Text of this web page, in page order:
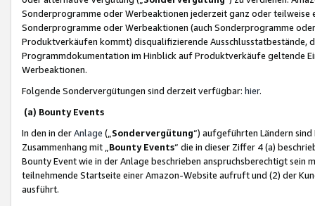
Sonderprogramme oder Werbeaktionen jederzeit ganz oder
Sonderprogramme oder Werbeaktionen (auch Sonderprogramme
Produktverkäufen kommt) disqualifizierende Ausschlusstatbestände,
Programmdokumentation im Hinblick auf Produktverkäufe geltende
Werbeaktionen.
Folgende Sondervergütungen sind derzeit verfügbar: hier.
(a) Bounty Events
In den in derAnlage („ Sondervergütung“) aufgeführten Ländern
Zusammenhang mit „ Bounty Events“ die in dieser Ziffer 4 (a)
Bounty Event wie in der Anlage beschrieben anspruchsberechtigt sein
teilnehmende Startseite einer Amazon-Website aufruft und (2) der
ausführt.